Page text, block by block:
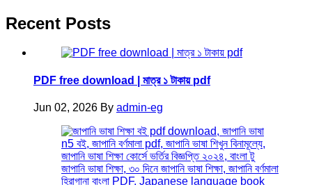
Recent Posts
PDF free download | মাত্র ১ টাকায় pdf
Jun 02, 2026 By admin-eg